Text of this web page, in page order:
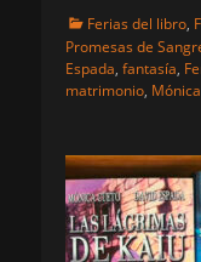
Categorias
Ferias del libro,
Promesas de
Espada, fantasía,
matrimonio,